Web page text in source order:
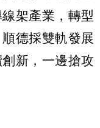
架產業，轉型
德採雙軌發展
新，一邊搶攻